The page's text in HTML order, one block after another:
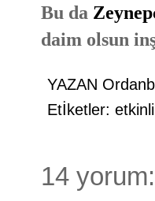
Bu da
daim olsun
YAZAN
Etİketler:
14 yorum: